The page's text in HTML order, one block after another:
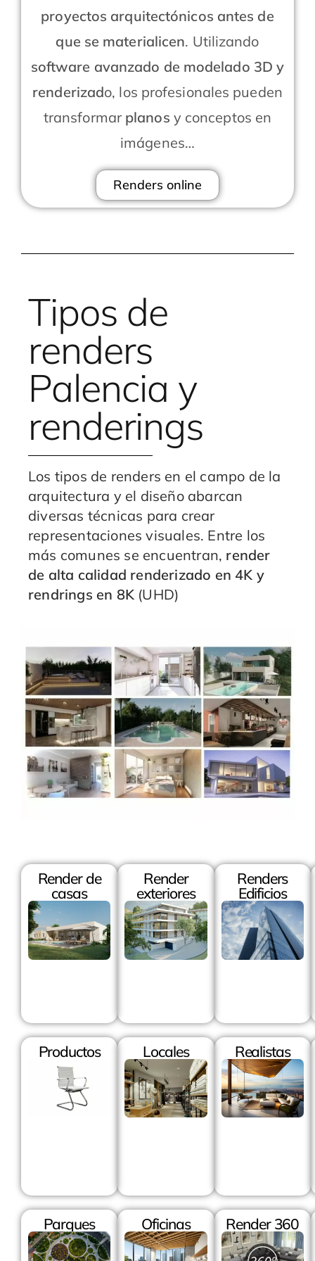
proyectos arquitectónicos antes de
que se materialicen. Utilizando
software avanzado de modelado 3D y
renderizado, los profesionales pueden
transformar planos y conceptos en
imágenes…
Renders online
Tipos de
renders
Palencia y
renderings
Los tipos de renders en el campo de la
arquitectura y el diseño abarcan
diversas técnicas para crear
representaciones visuales. Entre los
más comunes se encuentran, render
de alta calidad renderizado en 4K y
rendrings en 8K (UHD)
Render de
casas
Render
exteriores
Renders
Edificios
Productos Locales Realistas
Parques Oficinas Render 360